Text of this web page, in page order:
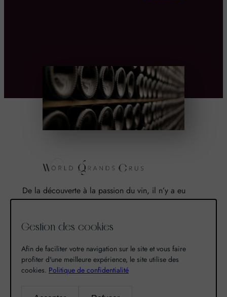
De la découverte à la passion du vin, il n’y a eu
qu’un pas. Un pas que nous avons franchi en faisant
là est né World Grands Crus avec pour mission de
nos terroirs.
Recherche
Gestion des cookies
Afin de faciliter votre navigation sur le site et vous faire
profiter d'une meilleure expérience, le site utilise des
cookies. Politique de confidentialité